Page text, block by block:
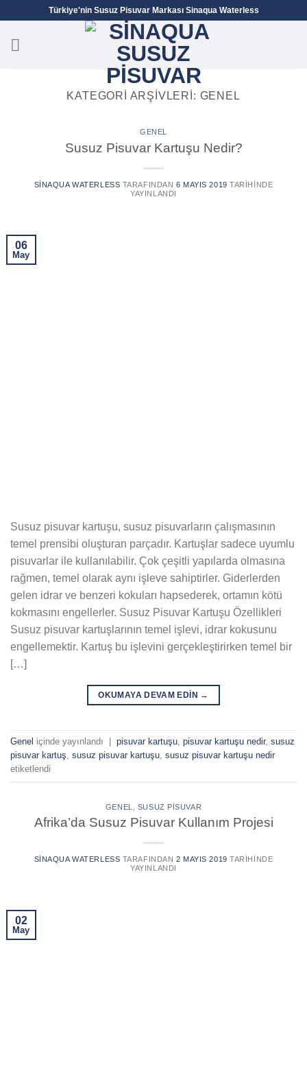
Türkiye'nin Susuz Pisuvar Markası Sinaqua Waterless
KATEGORI ARŞIVLERI: GENEL
GENEL
Susuz Pisuvar Kartuşu Nedir?
SINAQUA WATERLESS TARAFINDAN 6 MAYIS 2019 TARIHINDE
YAYINLANDI
06
May
Susuz pisuvar kartuşu, susuz pisuvarların çalışmasının
temel prensibi oluşturan parçadır. Kartuşlar sadece uyumlu
pisuvarlar ile kullanılabilir. Çok çeşitli yapılarda olmasına
rağmen, temel olarak aynı işleve sahiptirler. Giderlerden
gelen idrar ve benzeri kokuları hapsederek, ortamın kötü
kokmasını engellerler. Susuz Pisuvar Kartuşu Özellikleri
Susuz pisuvar kartuşlarının temel işlevi, idrar kokusunu
engellemektir. Kartuş bu işlevini gerçekleştirirken temel bir
[…]
OKUMAYA DEVAM EDIN →
Genel içinde yayınlandı pisuvar kartuşu pisuvar kartuşu nedir, susuz
pisuvar kartuş susuz pisuvar kartuşu susuz pisuvar kartuşu nedir
etiketlendi
GENEL SUSUZ PISUVAR
Afrika’da Susuz Pisuvar Kullanım Projesi
SINAQUA WATERLESS TARAFINDAN 2 MAYIS 2019 TARIHINDE
YAYINLANDI
02
May